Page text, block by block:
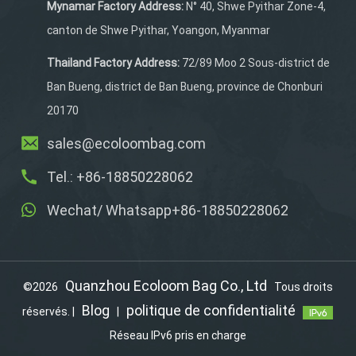
bandoulière rembourrée et
résistante. De plus, il est
pratique.
Mynamar Factory Address:N° 40, Shwe Pyithar Zone-4,
canton de Shwe Pyithar, Yoangon, Myanmar
Thailand Factory Address:72/89 Moo 2 Sous-district de
Ban Bueng, district de Ban Bueng, province de Chonburi
20170
sales@ecoloombag.com
Tel.: +86-18850228062
Wechat/ Whatsapp+86-18850228062
©2026 Quanzhou Ecoloom Bag Co., Ltd
Tous droits
réservés. |
Blog politique de confidentialité
Réseau IPv6 pris en charge